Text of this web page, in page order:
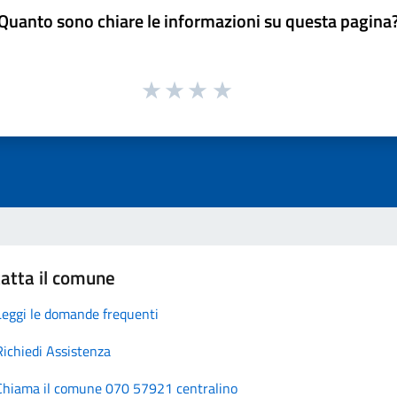
sono chiare le informazioni su questa
il comune
le domande frequenti
Assistenza
il comune 070 57921 centralino